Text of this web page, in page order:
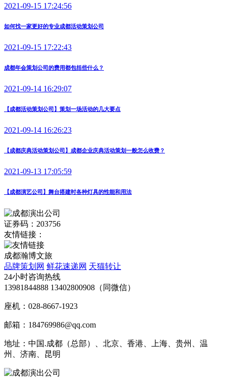
2021-09-15 17:24:56
如何找一家更好的专业成都活动策划公司
2021-09-15 17:22:43
成都年会策划公司的费用都包括些什么？
2021-09-14 16:29:07
【成都活动策划公司】策划一场活动的几大要点
2021-09-14 16:26:23
【成都庆典活动策划公司】成都企业庆典活动策划一般怎么收费？
2021-09-13 17:05:59
【成都演艺公司】舞台搭建时各种灯具的性能和用法
证券码：203756
友情链接：
成都瀚博文旅
品牌策划网 鲜花速递网 天猫转让
24小时咨询热线
13981844888 13402800908（同微信）
座机：028-8667-1923
邮箱：184769986@qq.com
地址：中国.成都（总部）、北京、香港、上海、贵州、温
州、济南、昆明